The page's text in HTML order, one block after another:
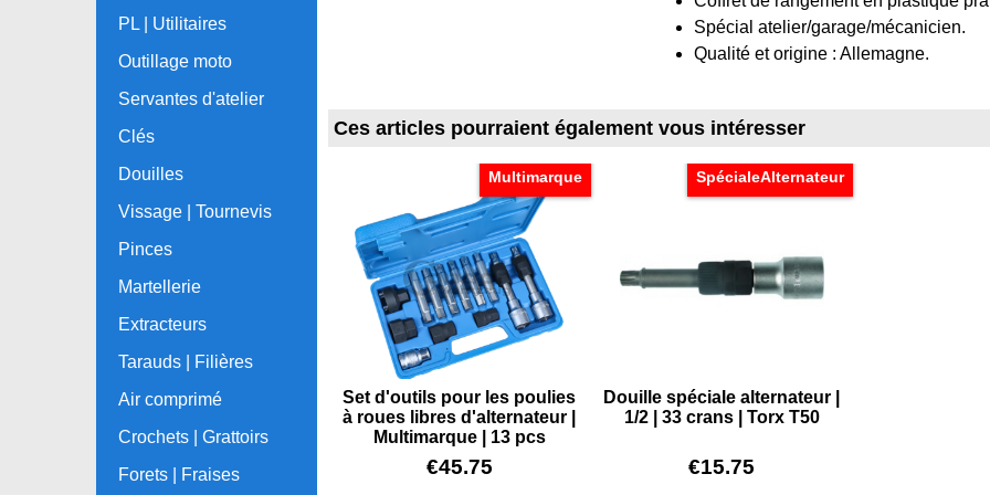
PL | Utilitaires
Outillage moto
Servantes d'atelier
Clés
Douilles
Vissage | Tournevis
Pinces
Martellerie
Extracteurs
Tarauds | Filières
Air comprimé
Crochets | Grattoirs
Forets | Fraises
Spécial atelier/garage/mécanicien.
Qualité et origine : Allemagne.
Ces articles pourraient également vous intéresser
Multimarque
Set d'outils pour les poulies
à roues libres d'alternateur |
Multimarque | 13 pcs
€45.75
SpécialeAlternateur
Douille spéciale alternateur |
1/2 | 33 crans | Torx T50
€15.75